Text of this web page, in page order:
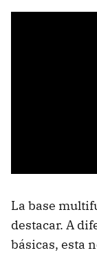
La base
destacar. A
básicas, esta